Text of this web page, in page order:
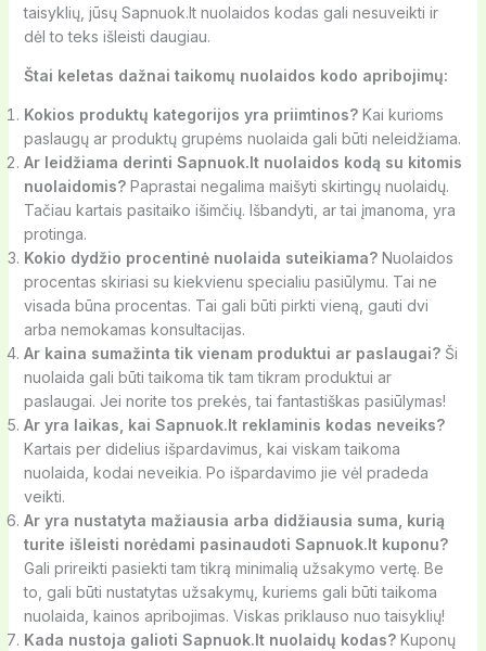
taisyklių, jūsų Sapnuok.lt nuolaidos kodas gali nesuveikti ir
dėl to teks išleisti daugiau.
Štai keletas dažnai taikomų nuolaidos kodo apribojimų:
Kokios produktų kategorijos yra priimtinos?Kai kurioms
paslaugų ar produktų grupėms nuolaida gali būti neleidžiama.
Ar leidžiama derinti Sapnuok.lt nuolaidos kodą su kitomis
nuolaidomis?Paprastai negalima maišyti skirtingų nuolaidų.
Tačiau kartais pasitaiko išimčių. Išbandyti, ar tai įmanoma, yra
protinga.
Kokio dydžio procentinė nuolaida suteikiama?Nuolaidos
procentas skiriasi su kiekvienu specialiu pasiūlymu. Tai ne
visada būna procentas. Tai gali būti pirkti vieną, gauti dvi
arba nemokamas konsultacijas.
Ar kaina sumažinta tik vienam produktui ar paslaugai?Ši
nuolaida gali būti taikoma tik tam tikram produktui ar
paslaugai. Jei norite tos prekės, tai fantastiškas pasiūlymas!
Ar yra laikas, kai Sapnuok.lt reklaminis kodas neveiks?
Kartais per didelius išpardavimus, kai viskam taikoma
nuolaida, kodai neveikia. Po išpardavimo jie vėl pradeda
veikti.
Ar yra nustatyta mažiausia arba didžiausia suma, kurią
turite išleisti norėdami pasinaudoti Sapnuok.lt kuponu?
Gali prireikti pasiekti tam tikrą minimalią užsakymo vertę. Be
to, gali būti nustatytas užsakymų, kuriems gali būti taikoma
nuolaida, kainos apribojimas. Viskas priklauso nuo taisyklių!
Kada nustoja galioti Sapnuok.lt nuolaidų kodas?Kuponų